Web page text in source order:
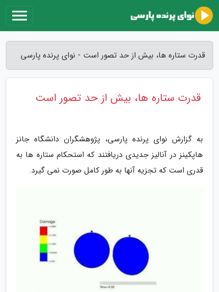
قدرت ستاره ها، بیش از حد تصور است - نوای پرنده پارسی
قدرت ستاره ها، بیش از حد تصور است
به گزارش نوای پرنده پارسی، پژوهشگران دانشگاه جانز
هاپکینز در آنالیز جدیدی دریافتند که استحکام ستاره ها به
قدری است که تجزیه آنها به طور کامل صورت نمی گیرد.